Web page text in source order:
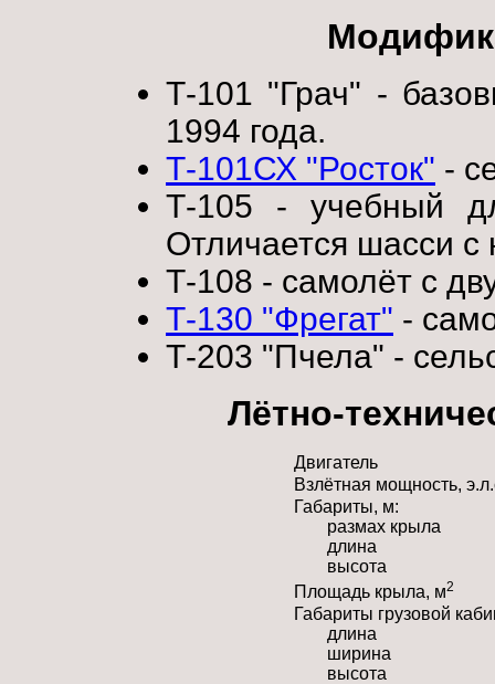
Т-101 "Грач" -
1994 года.
Т-101СХ "Росток" -
Т-105 - учебный
Отличается шасси с
Т-108 - самолёт с
Т-130 "Фрегат" -
Т-203 "Пчела" -
Лётно-
Двигатель
Взлётная мощность,
Габариты, м:
размах крыла
длина
высота
Площадь крыла, м2
Габариты грузовой
длина
ширина
высота